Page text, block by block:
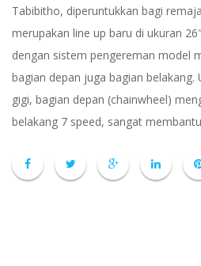
Tabibitho, diperuntukkan bagi
merupakan line up baru di ukuran
dengan sistem pengereman model
bagian depan juga bagian
gigi, bagian depan (chainwheel)
belakang 7 speed, sangat